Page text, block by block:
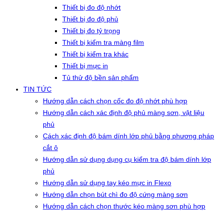
Thiết bị đo độ nhớt
Thiết bị đo độ phủ
Thiết bị đo tỷ trọng
Thiết bị kiểm tra màng film
Thiết bị kiểm tra khác
Thiết bị mực in
Tủ thử độ bền sản phẩm
TIN TỨC
Hướng dẫn cách chọn cốc đo độ nhớt phù hợp
Hướng dẫn cách xác định độ phủ màng sơn, vật liệu
phủ
Cách xác định độ bám dính lớp phủ bằng phương pháp
cắt ô
Hướng dẫn sử dụng dụng cụ kiểm tra độ bám dính lớp
phủ
Hướng dẫn sử dụng tay kéo mực in Flexo
Hướng dẫn chọn bút chì đo độ cứng màng sơn
Hướng dẫn cách chọn thước kéo màng sơn phù hợp